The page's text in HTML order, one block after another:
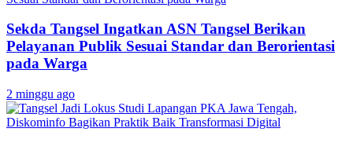
Sekda Tangsel Ingatkan ASN Tangsel Berikan
Pelayanan Publik Sesuai Standar dan Berorientasi
pada Warga
2 minggu ago